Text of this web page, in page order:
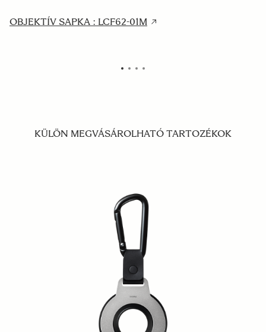
OBJEKTÍV SAPKA : LCF62-01M
KÜLÖN MEGVÁSÁROLHATÓ TARTOZÉKOK